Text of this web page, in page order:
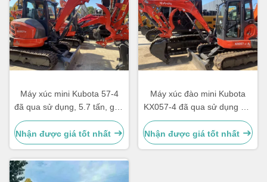
Máy xúc mini Kubota 57-4
đã qua sử dụng, 5.7 tấn, gầu
0.21m³
Nhận được giá tốt nhất
Máy xúc đào mini Kubota
KX057-4 đã qua sử dụng 5.7
tấn, gầu 0.21m³ năm 2023
Nhận được giá tốt nhất